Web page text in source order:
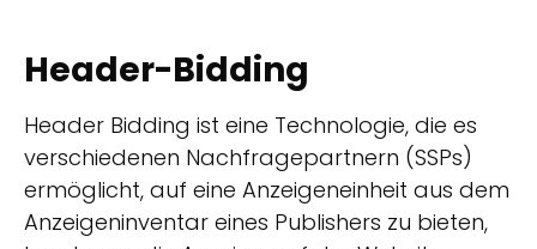
Header-Bidding
Header Bidding ist eine Technologie, die es
verschiedenen Nachfragepartnern (SSPs)
ermöglicht, auf eine Anzeigeneinheit aus dem
Anzeigeninventar eines Publishers zu bieten,